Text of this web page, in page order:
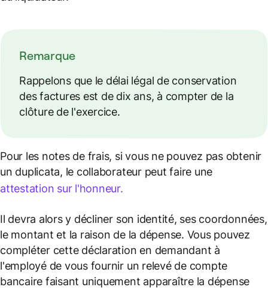
Remarque
Rappelons que le délai légal de conservation
des factures est de dix ans, à compter de la
clôture de l'exercice.
Pour les notes de frais, si vous ne pouvez pas obtenir
un duplicata, le collaborateur peut faire une
attestation sur l'honneur.
Il devra alors y décliner son identité, ses coordonnées,
le montant et la raison de la dépense. Vous pouvez
compléter cette déclaration en demandant à
l'employé de vous fournir un relevé de compte
bancaire faisant uniquement apparaître la dépense